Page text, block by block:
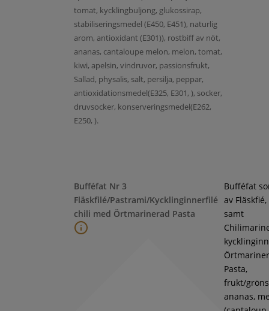
tomat, kycklingbuljong, glukossirap,
stabiliseringsmedel (E450, E451), naturlig
arom, antioxidant (E301)), rostbiff av nöt,
ananas, cantaloupe melon, melon, tomat,
kiwi, apelsin, vindruvor, passionsfrukt,
Sallad, physalis, salt, persilja, peppar,
antioxidationsmedel(E325, E301, ), socker,
druvsocker, konserveringsmedel(E262,
E250, ).
Bufféfat Nr 3
Fläskfilé/Pastrami/Kycklinginnerfilé
chili med Örtmarinerad Pasta
Bufféfat
av
samt
Pasta,
frukt/
ananas,